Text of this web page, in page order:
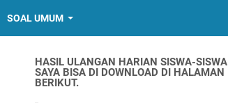
SOAL UMUM
HASIL ULANGAN HARIAN SISWA-SISWA
SAYA BISA DI DOWNLOAD DI HALAMAN
BERIKUT.